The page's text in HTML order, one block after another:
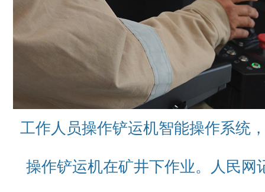
工作人员操作铲运机智能操作系统
操作铲运机在矿井下作业。人民网